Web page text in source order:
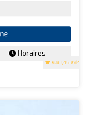
4.8 (45 avis)
Horaires